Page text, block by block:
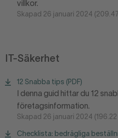
villkor.
Skapad 26 januari 2024
IT-Säkerhet
12 Snabba tips (PDF)
I denna guid hittar du 12
företagsinformation.
Skapad 26 januari 2024 (196.22
Checklista: bedrägliga